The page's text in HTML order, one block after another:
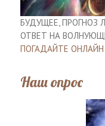
БУДУЩЕЕ, ПРОГНОЗ
ОТВЕТ НА
ПОГАДАЙТЕ ОНЛАЙН
Наш опрос